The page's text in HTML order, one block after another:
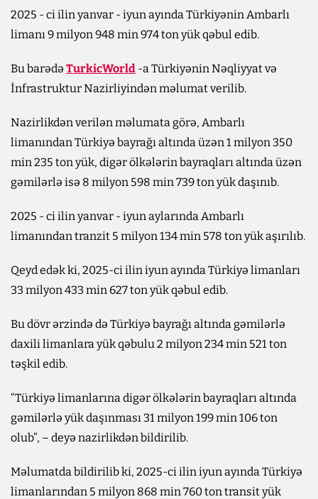
2025 - ci ilin yanvar - iyun ayında Türkiyənin Ambarlı
limanı 9 milyon 948 min 974 ton yük qəbul edib.
Bu barədə TurkicWorld -a Türkiyənin Nəqliyyat və
İnfrastruktur Nazirliyindən məlumat verilib.
Nazirlikdən verilən məlumata görə, Ambarlı
limanından Türkiyə bayrağı altında üzən 1 milyon 350
min 235 ton yük, digər ölkələrin bayraqları altında üzən
gəmilərlə isə 8 milyon 598 min 739 ton yük daşınıb.
2025 - ci ilin yanvar - iyun aylarında Ambarlı
limanından tranzit 5 milyon 134 min 578 ton yük aşırılıb.
Qeyd edək ki, 2025-ci ilin iyun ayında Türkiyə limanları
33 milyon 433 min 627 ton yük qəbul edib.
Bu dövr ərzində də Türkiyə bayrağı altında gəmilərlə
daxili limanlara yük qəbulu 2 milyon 234 min 521 ton
təşkil edib.
“Türkiyə limanlarına digər ölkələrin bayraqları altında
gəmilərlə yük daşınması 31 milyon 199 min 106 ton
olub”, – deyə nazirlikdən bildirilib.
Məlumatda bildirilib ki, 2025-ci ilin iyun ayında Türkiyə
limanlarından 5 milyon 868 min 760 ton transit yük